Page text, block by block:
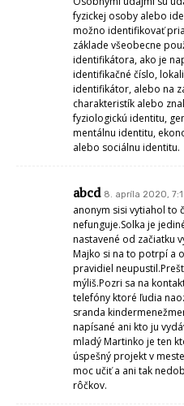
fyzickej osoby alebo
možno identifikovať
základe všeobecne
identifikátora, ako je
identifikačné číslo,
identifikátor, alebo na
charakteristík alebo
fyziologickú identitu,
mentálnu identitu,
alebo sociálnu identitu.
abcd 8. apríla 2020,
anonym sisi vytiahol to
nefunguje.Solka je
nastavené od začiatku
Majko si na to potrpí a
pravidiel
mýliš.Pozri sa na
telefóny ktoré ľudia
sranda
napísané ani kto ju
mladý Martinko je ten
úspešný projekt v
moc učiť a ani tak
rôčkov.